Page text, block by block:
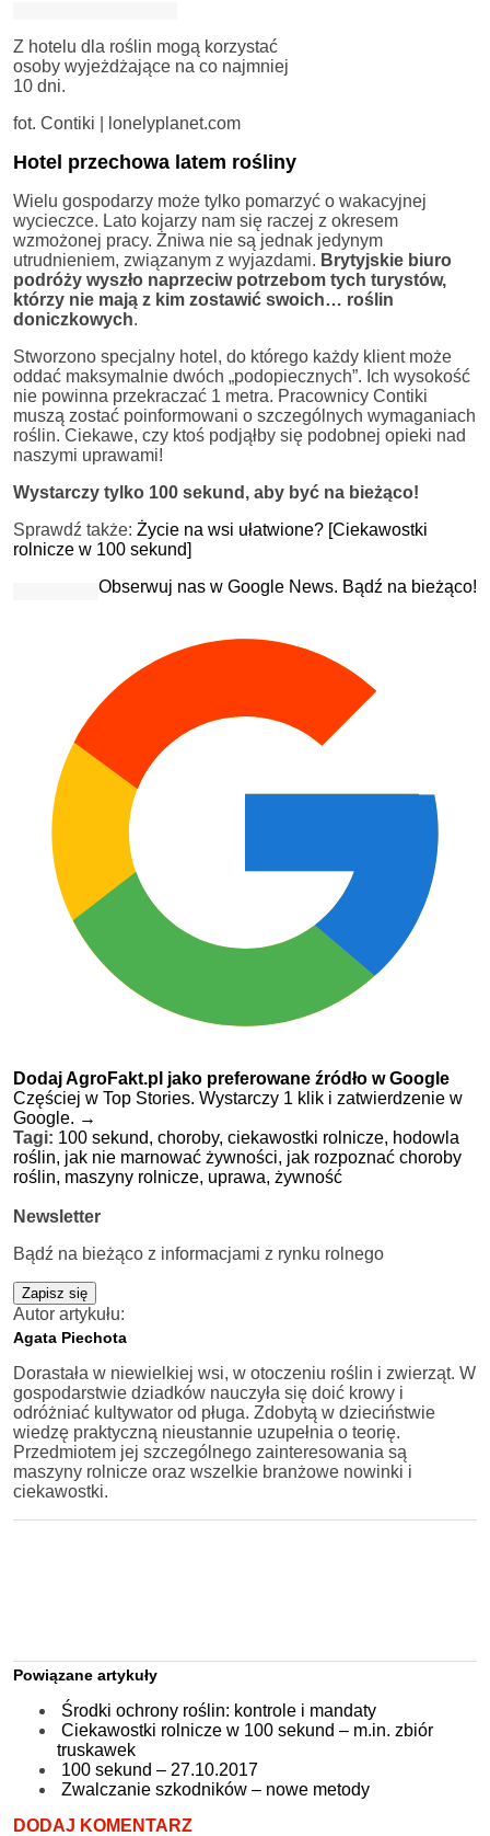
Z hotelu dla roślin mogą korzystać
osoby wyjeżdżające na co najmniej
10 dni.
fot. Contiki | lonelyplanet.com
Hotel przechowa latem rośliny
Wielu gospodarzy może tylko pomarzyć o wakacyjnej
wycieczce. Lato kojarzy nam się raczej z okresem
wzmożonej pracy. Żniwa nie są jednak jedynym
utrudnieniem, związanym z wyjazdami. Brytyjskie biuro
podróży wyszło naprzeciw potrzebom tych turystów,
którzy nie mają z kim zostawić swoich… roślin
doniczkowych.
Stworzono specjalny hotel, do którego każdy klient może
oddać maksymalnie dwóch „podopiecznych”. Ich wysokość
nie powinna przekraczać 1 metra. Pracownicy Contiki
muszą zostać poinformowani o szczególnych wymaganiach
roślin. Ciekawe, czy ktoś podjąłby się podobnej opieki nad
naszymi uprawami!
Wystarczy tylko 100 sekund, aby być na bieżąco!
Sprawdź także: Życie na wsi ułatwione? [Ciekawostki
rolnicze w 100 sekund]
Obserwuj nas w Google News. Bądź na bieżąco!
Dodaj AgroFakt.pl jako preferowane źródło w Google
Częściej w Top Stories. Wystarczy 1 klik i zatwierdzenie w
Google. →
Tagi: 100 sekund, choroby, ciekawostki rolnicze, hodowla
roślin, jak nie marnować żywności, jak rozpoznać choroby
roślin, maszyny rolnicze, uprawa, żywność
Newsletter
Bądź na bieżąco z informacjami z rynku rolnego
Zapisz się
Autor artykułu:
Agata Piechota
Dorastała w niewielkiej wsi, w otoczeniu roślin i zwierząt. W
gospodarstwie dziadków nauczyła się doić krowy i
odróżniać kultywator od pługa. Zdobytą w dzieciństwie
wiedzę praktyczną nieustannie uzupełnia o teorię.
Przedmiotem jej szczególnego zainteresowania są
maszyny rolnicze oraz wszelkie branżowe nowinki i
ciekawostki.
Powiązane artykuły
Środki ochrony roślin: kontrole i mandaty
Ciekawostki rolnicze w 100 sekund – m.in. zbiór
truskawek
100 sekund – 27.10.2017
Zwalczanie szkodników – nowe metody
DODAJ KOMENTARZ